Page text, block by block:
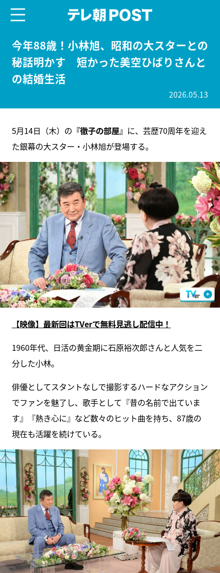
今年88歳！小林旭、昭和の大スターとの
秘話明かす 短かった美空ひばりさんと
の結婚生活
2026.05.13
5月14日（木）の 『徹子の部屋』 に、芸歴70周年を迎え
た銀幕の大スター・小林旭が登場する。
【映像】最新回はTVerで無料見逃し配信中！
1960年代、日活の黄金期に石原裕次郎さんと人気を二
分した小林。
俳優としてスタントなしで撮影するハードなアクション
でファンを魅了し、歌手として『昔の名前で出ていま
す』『熱き心に』など数々のヒット曲を持ち、87歳の
現在も活躍を続けている。